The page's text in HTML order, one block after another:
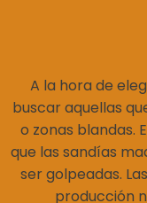
A la hora de
buscar aquellas
o zonas blandas.
que las sandías
ser golpeadas.
producción